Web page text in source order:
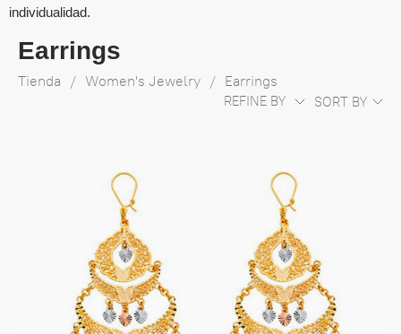
individualidad.
Earrings
Tienda / Women's Jewelry / Earrings
REFINE BY SORT BY